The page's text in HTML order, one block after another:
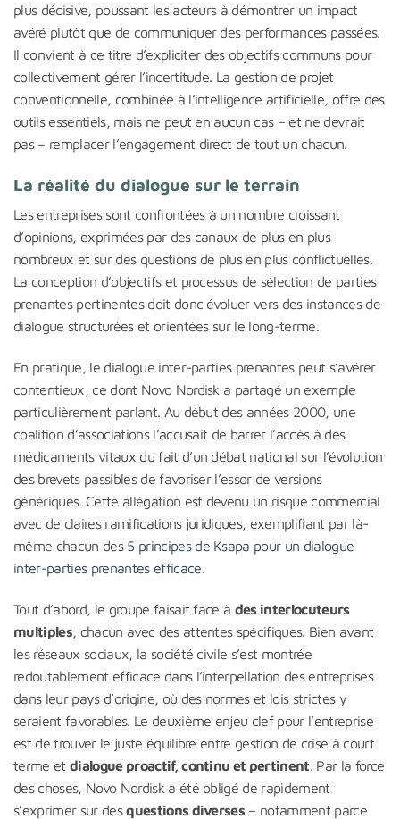
plus décisive, poussant les acteurs à démontrer un impact
avéré plutôt que de communiquer des performances passées.
Il convient à ce titre d’expliciter des objectifs communs pour
collectivement gérer l’incertitude. La gestion de projet
conventionnelle, combinée à l’intelligence artificielle, offre des
outils essentiels, mais ne peut en aucun cas – et ne devrait
pas – remplacer l’engagement direct de tout un chacun.
La réalité du dialogue sur le terrain
Les entreprises sont confrontées à un nombre croissant
d’opinions, exprimées par des canaux de plus en plus
nombreux et sur des questions de plus en plus conflictuelles.
La conception d’objectifs et processus de sélection de parties
prenantes pertinentes doit donc évoluer vers des instances de
dialogue structurées et orientées sur le long-terme.
En pratique, le dialogue inter-parties prenantes peut s’avérer
contentieux, ce dont Novo Nordisk a partagé un exemple
particulièrement parlant. Au début des années 2000, une
coalition d’associations l’accusait de barrer l’accès à des
médicaments vitaux du fait d’un débat national sur l’évolution
des brevets passibles de favoriser l’essor de versions
génériques. Cette allégation est devenu un risque commercial
avec de claires ramifications juridiques, exemplifiant par là-
même chacun des 5 principes de Ksapa pour un dialogue
inter-parties prenantes efficace.
Tout d’abord, le groupe faisait face à des interlocuteurs
multiples, chacun avec des attentes spécifiques. Bien avant
les réseaux sociaux, la société civile s’est montrée
redoutablement efficace dans l’interpellation des entreprises
dans leur pays d’origine, où des normes et lois strictes y
seraient favorables. Le deuxième enjeu clef pour l’entreprise
est de trouver le juste équilibre entre gestion de crise à court
terme et dialogue proactif, continu et pertinent. Par la force
des choses, Novo Nordisk a été obligé de rapidement
s’exprimer sur desquestions diverses – notamment parce